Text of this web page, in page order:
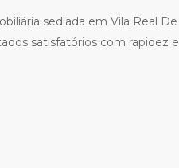
sediada em Vila Real De
satisfatórios com rapidez e